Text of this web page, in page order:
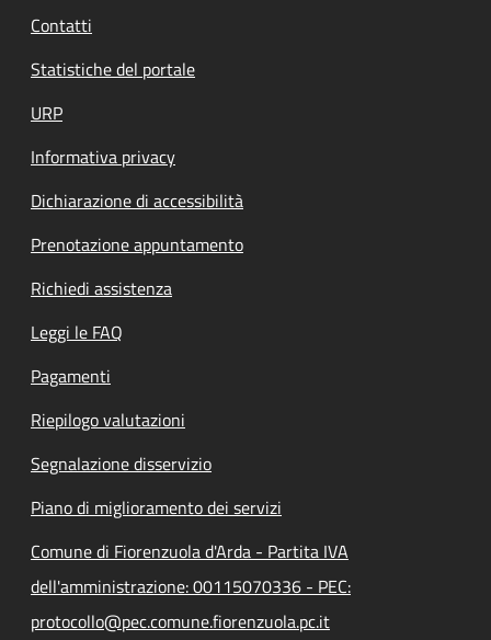
Contatti
Statistiche del portale
URP
Informativa privacy
Dichiarazione di accessibilità
Prenotazione appuntamento
Richiedi assistenza
Leggi le FAQ
Pagamenti
Riepilogo valutazioni
Segnalazione disservizio
Piano di miglioramento dei servizi
Comune di Fiorenzuola d'Arda - Partita IVA
dell'amministrazione: 00115070336 - PEC:
protocollo@pec.comune.fiorenzuola.pc.it